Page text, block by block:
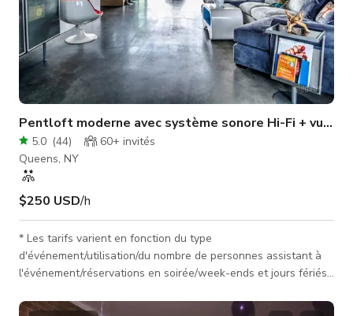
Pentloft moderne avec système sonore Hi-Fi + vue
5.0 (44) 60+ invités
Queens, NY
$250 USD/h
* Les tarifs varient en fonction du type
d'événement/utilisation/du nombre de personnes assistant à
l'événement/réservations en soirée/week-ends et jours fériés.
des détails & personnaliser votre devis. * J'ai conçu & construit